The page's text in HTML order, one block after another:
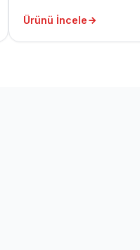
port(10/100Mbps)
Ürünü İncele